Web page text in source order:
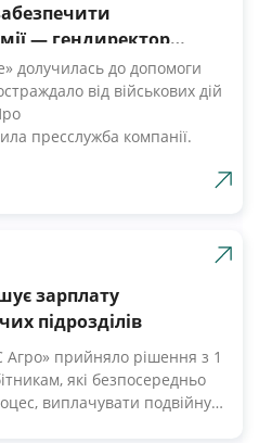
долучилась до допомоги
від військових дій
пресслужба компанії.
Сили героїчно стримують
генеральний
вже відправила понад 10 т
та тероборони в
пастеризоване
вказаними на офіційній
«Первомайський МКК»
зарплату
підрозділів
Агро» прийняло рішення з 1
які безпосередньо
виплачувати подвійну